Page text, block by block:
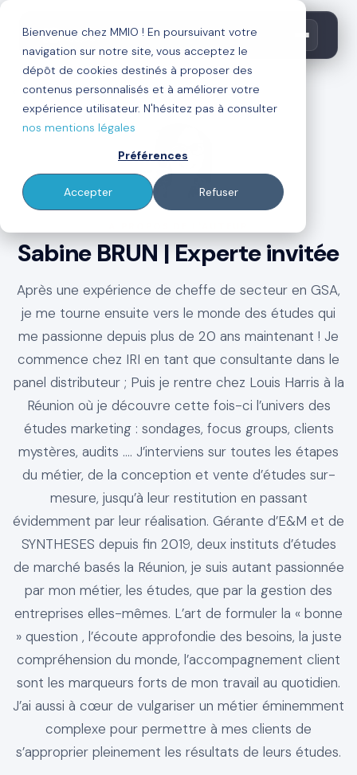
Bienvenue chez MMIO ! En poursuivant votre
navigation sur notre site, vous acceptez le
dépôt de cookies destinés à proposer des
contenus personnalisés et à améliorer votre
expérience utilisateur. N'hésitez pas à consulter
nos mentions légales
Préférences
Accepter Refuser
Retour au blog
Sabine BRUN | Experte invitée
Après une expérience de cheffe de secteur en GSA,
je me tourne ensuite vers le monde des études qui
me passionne depuis plus de 20 ans maintenant ! Je
commence chez IRI en tant que consultante dans le
panel distributeur ; Puis je rentre chez Louis Harris à la
Réunion où je découvre cette fois-ci l’univers des
études marketing : sondages, focus groups, clients
mystères, audits …. J’interviens sur toutes les étapes
du métier, de la conception et vente d’études sur-
mesure, jusqu’à leur restitution en passant
évidemment par leur réalisation. Gérante d’E&M et de
SYNTHESES depuis fin 2019, deux instituts d’études
de marché basés la Réunion, je suis autant passionnée
par mon métier, les études, que par la gestion des
entreprises elles-mêmes. L’art de formuler la « bonne
» question , l’écoute approfondie des besoins, la juste
compréhension du monde, l’accompagnement client
sont les marqueurs forts de mon travail au quotidien.
J’ai aussi à cœur de vulgariser un métier éminemment
complexe pour permettre à mes clients de
s’approprier pleinement les résultats de leurs études.